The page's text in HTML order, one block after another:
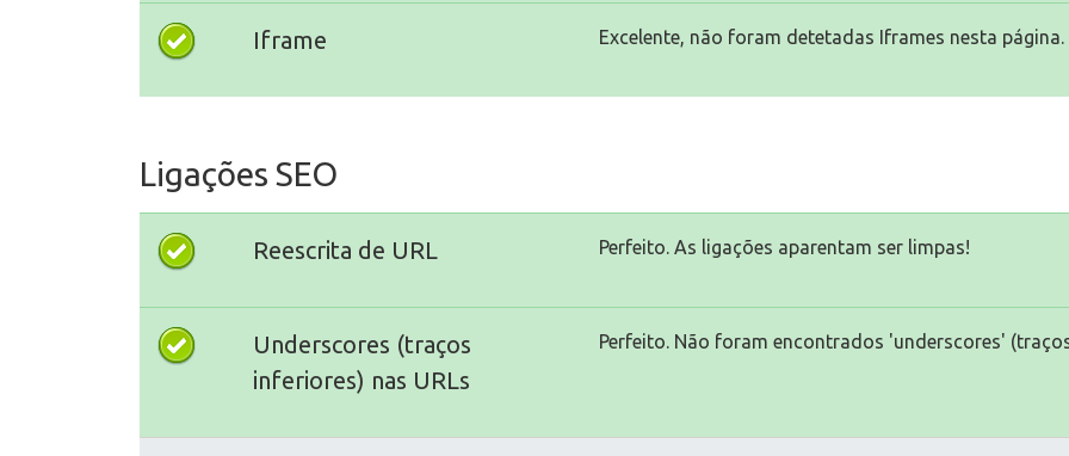
Iframe Excelente, não foram detetadas Iframes nesta página.
Ligações SEO
Reescrita de URL Perfeito. As ligações aparentam ser limpas!
Underscores (traços
inferiores) nas URLs
Perfeito. Não foram encontrados 'underscores'